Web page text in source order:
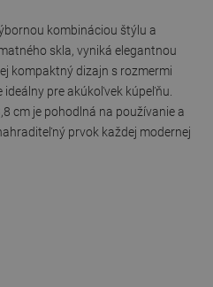
kombináciou štýlu a
skla, vyniká elegantnou
kompaktný dizajn s rozmermi
pre akúkoľvek kúpeľňu.
cm je pohodlná na používanie a
prvok každej modernej